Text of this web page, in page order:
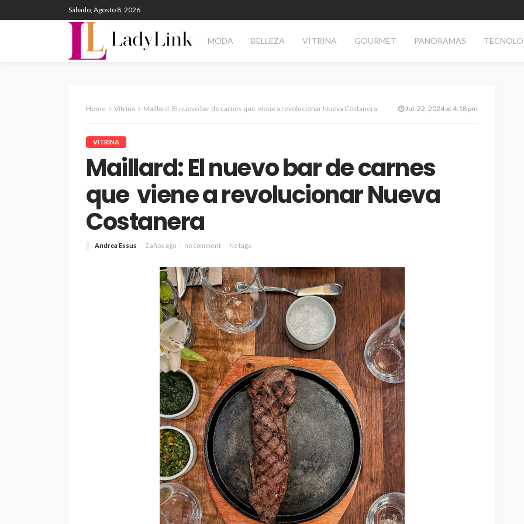
Sábado, Agosto 8, 2026
MODA BELLEZA VITRINA GOURMET PANORAMAS
Home Vitrina Maillard: El nuevo bar de carnes que viene a revolucionar Nueva Costanera Jul. 22, 2024 at 4:18 pm
VITRINA
Maillard: El nuevo bar de carnes
que viene a revolucionar Nueva
Costanera
Andrea Essus 2 años ago no comment No tags
SALUD
5 decisiones que marcan la
diferencia en tu bienestar
Andrea Essus 1 día ago 63
Entre el 6 y el 8 de agosto de
2026: Mica protectora,
limpieza y mano de obra
gratis: así será el nuevo
HUAWEI Service Day
Andrea Essus 1 día ago